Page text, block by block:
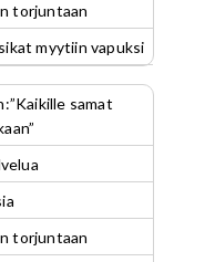
torjuntaan
myytiin vapuksi
samat
torjuntaan